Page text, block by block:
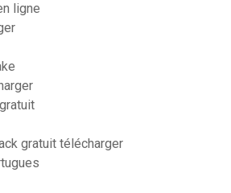
ligne
gratuit télécharger